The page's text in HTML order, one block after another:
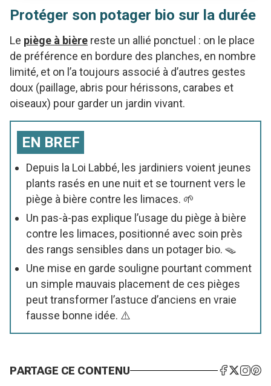
Protéger son potager bio sur la durée
Le piège à bière reste un allié ponctuel : on le place
de préférence en bordure des planches, en nombre
limité, et on l’a toujours associé à d’autres gestes
doux (paillage, abris pour hérissons, carabes et
oiseaux) pour garder un jardin vivant.
EN BREF
Depuis la Loi Labbé, les jardiniers voient jeunes
plants rasés en une nuit et se tournent vers le
piège à bière contre les limaces. 🌱
Un pas-à-pas explique l’usage du piège à bière
contre les limaces, positionné avec soin près
des rangs sensibles dans un potager bio. 🪤
Une mise en garde souligne pourtant comment
un simple mauvais placement de ces pièges
peut transformer l’astuce d’anciens en vraie
fausse bonne idée. ⚠️
PARTAGE CE CONTENU